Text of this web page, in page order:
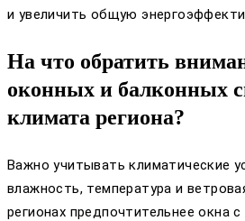
и увеличить общую
На что обратить
оконных и балконных
климата региона?
Важно учитывать климатические
влажность, температура и
регионах предпочтительнее окна